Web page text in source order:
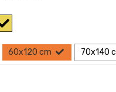
60x120 cm 70x140